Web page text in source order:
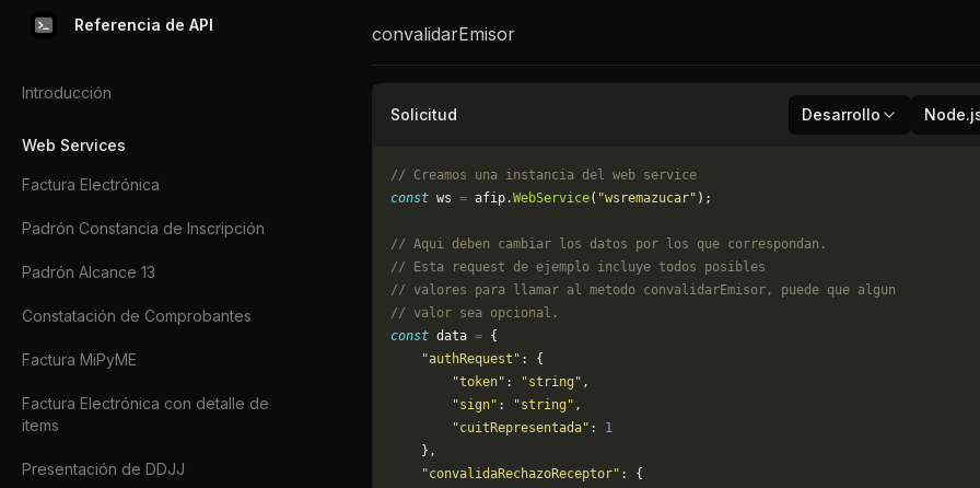
Referencia de API
Introducción
Web Services
Factura Electrónica
Padrón Constancia de Inscripción
Padrón Alcance 13
Constatación de Comprobantes
Factura MiPyME
Factura Electrónica con detalle de
items
Presentación de DDJJ
convalidarEmisor
Solicitud Desarrollo
// Creamos una instancia del web service
const ws = afip.WebService( "wsremazucar" );
// Aqui deben cambiar los datos por los que correspondan.
// Esta request de ejemplo incluye todos posibles
// valores para llamar al metodo convalidarEmisor, puede que algun
// valor sea opcional.
const data = {
    "authRequest"
: {
        "token"
: "string" ,
        "sign"
: "string" ,
        "cuitRepresentada"
: 1
    },
    "convalidaRechazoReceptor"
: {